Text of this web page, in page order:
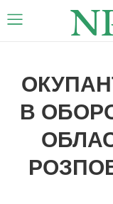
В